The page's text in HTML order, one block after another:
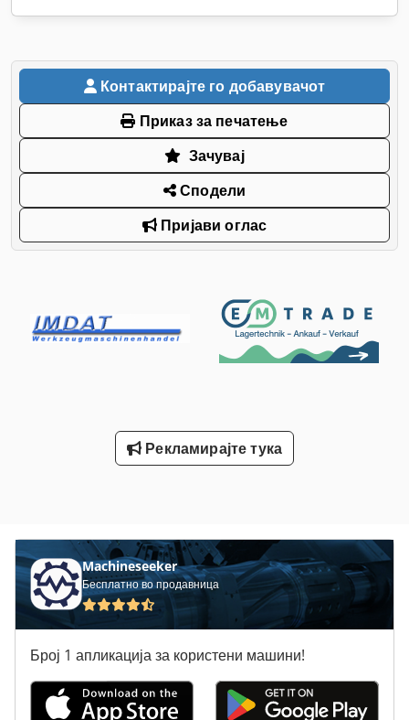
Контактирајте го добавувачот
Приказ за печатење
Зачувај
Сподели
Пријави оглас
Рекламирајте тука
Machineseeker
Бесплатно во продавница
Број 1 апликација за користени машини!